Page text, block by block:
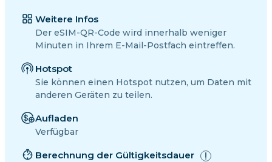
Weitere Infos
Der eSIM-QR-Code wird innerhalb weniger
Minuten in Ihrem E-Mail-Postfach eintreffen.
Hotspot
Sie können einen Hotspot nutzen, um Daten mit
anderen Geräten zu teilen.
Aufladen
Verfügbar
Berechnung der Gültigkeitsdauer